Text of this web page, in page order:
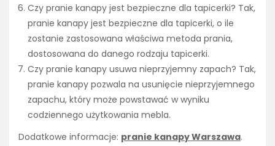
Czy pranie kanapy jest bezpieczne dla tapicerki? Tak,
pranie kanapy jest bezpieczne dla tapicerki, o ile
zostanie zastosowana właściwa metoda prania,
dostosowana do danego rodzaju tapicerki.
Czy pranie kanapy usuwa nieprzyjemny zapach? Tak,
pranie kanapy pozwala na usunięcie nieprzyjemnego
zapachu, który może powstawać w wyniku
codziennego użytkowania mebla.
Dodatkowe informacje: pranie kanapy Warszawa.